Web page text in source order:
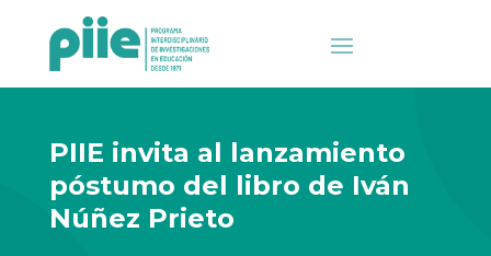
PIIE invita al lanzamiento
póstumo del libro de Iván
Núñez Prieto